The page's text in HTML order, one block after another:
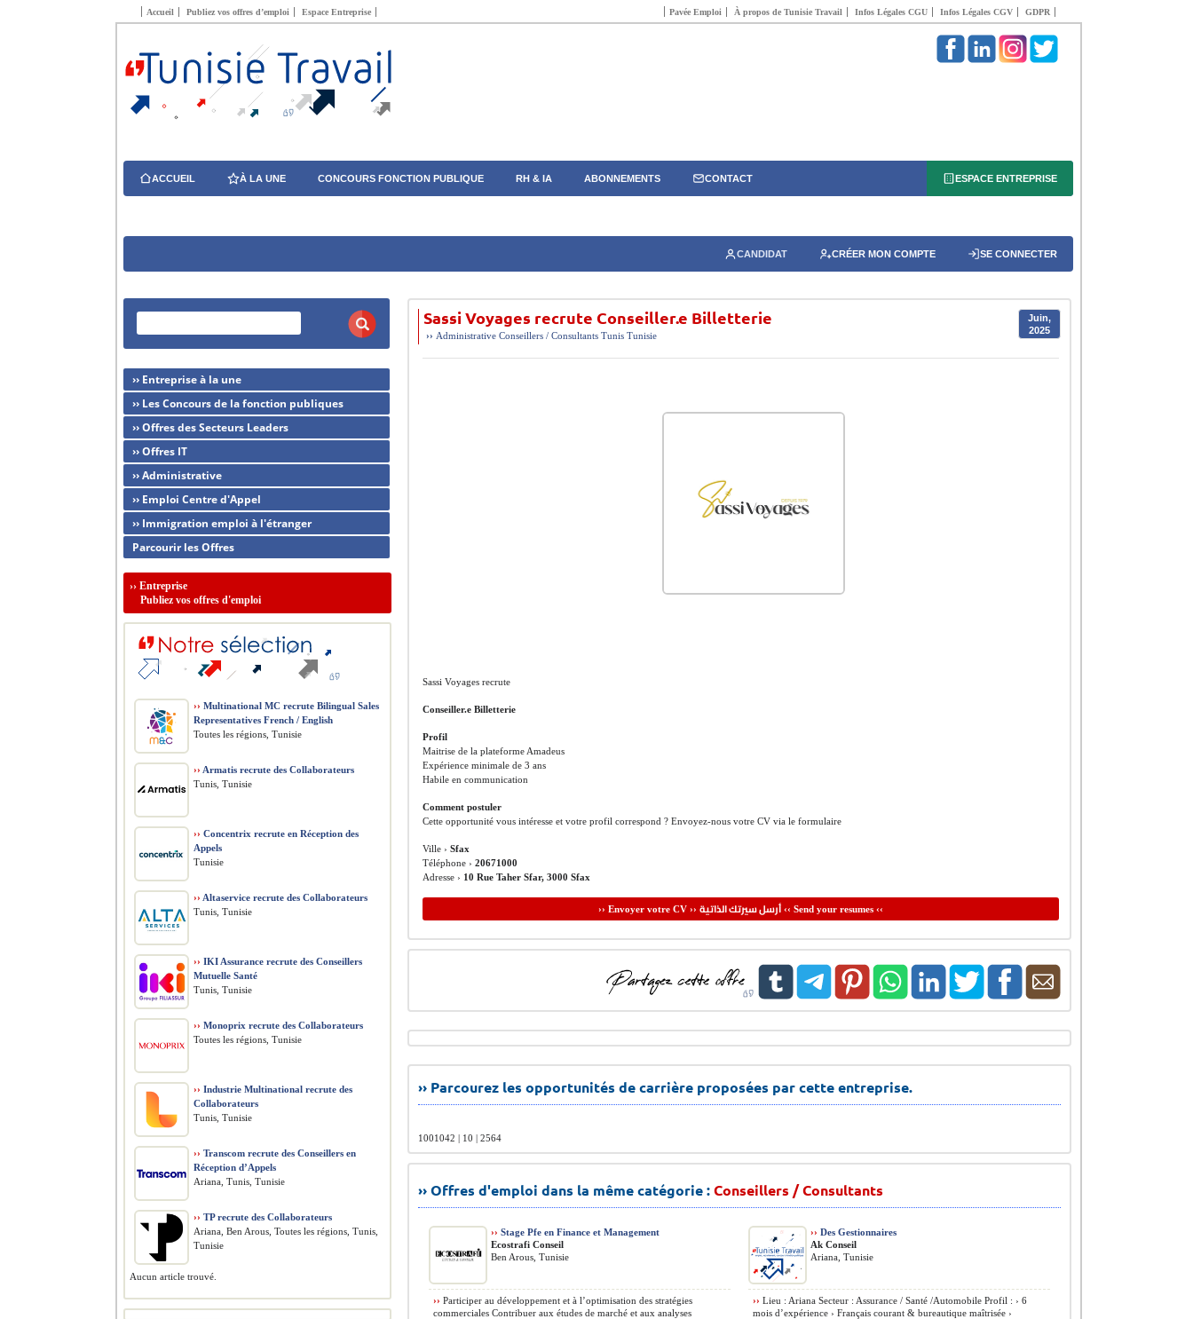
Accueil Publiez vos offres d’emploi Espace Entreprise Pavée Emploi À propos de Tunisie Travail Infos Légales CGU Infos Légales CGV GDPR
ACCUEIL À LA UNE CONCOURS FONCTION PUBLIQUE RH & IA ABONNEMENTS CONTACT ESPACE ENTREPRISE
CANDIDAT CRÉER MON COMPTE SE CONNECTER
Sassi Voyages recrute Conseiller.e Billetterie
Juin,
2025
›› Administrative Conseillers / Consultants Tunis Tunisie
Sassi Voyages recrute
Conseiller.e Billetterie
Profil
Maitrise de la plateforme Amadeus
Expérience minimale de 3 ans
Habile en communication
Comment postuler
Cette opportunité vous intéresse et votre profil correspond ? Envoyez-nous votre CV via le formulaire
Ville › Sfax
Téléphone › 20671000
Adresse › 10 Rue Taher Sfar, 3000 Sfax
›› Envoyer votre CV ›› أرسل سيرتك الذاتية‹‹ Send your resumes ‹‹
›› Parcourez les opportunités de carrière proposées par cette entreprise.
1001042 | 10 | 2564
›› Offres d'emploi dans la même catégorie :Conseillers / Consultants
›› Stage Pfe en Finance et Management
Ecostrafi Conseil
Ben Arous, Tunisie
›› Participer au développement et à l’optimisation des stratégies
commerciales Contribuer aux études de marché et aux analyses
›› Des Gestionnaires
Ak Conseil
Ariana, Tunisie
›› Lieu : Ariana Secteur : Assurance / Santé /Automobile Profil : › 6
mois d’expérience › Français courant & bureautique maîtrisée ›
›› Entreprise à la une
›› Les Concours de la fonction publiques
›› Offres des Secteurs Leaders
›› Offres IT
›› Administrative
›› Emploi Centre d'Appel
›› Immigration emploi à l'étranger
Parcourir les Offres
›› Entreprise
Publiez vos offres d'emploi
›› Multinational MC recrute Bilingual Sales
Representatives French / English
Toutes les régions, Tunisie
›› Armatis recrute des Collaborateurs
Tunis, Tunisie
›› Concentrix recrute en Réception des
Appels
Tunisie
›› Altaservice recrute des Collaborateurs
Tunis, Tunisie
›› IKI Assurance recrute des Conseillers
Mutuelle Santé
Tunis, Tunisie
›› Monoprix recrute des Collaborateurs
Toutes les régions, Tunisie
›› Industrie Multinational recrute des
Collaborateurs
Tunis, Tunisie
›› Transcom recrute des Conseillers en
Réception d’Appels
Ariana, Tunis, Tunisie
›› TP recrute des Collaborateurs
Ariana, Ben Arous, Toutes les régions, Tunis,
Tunisie
Aucun article trouvé.